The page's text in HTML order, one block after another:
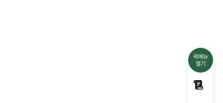
퀵메뉴
열기
ESG 확인